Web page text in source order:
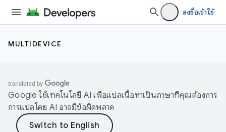
ลงชื่อเข้าใช้
MULTIDEVICE
Google ใช้เทคโนโลยี AI เพื่อแปลเนื้อหาเป็นภาษาที่คุณต้องการ
การแปลโดย AI อาจมีข้อผิดพลาด